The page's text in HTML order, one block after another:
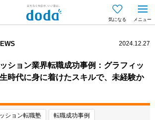
気になる
2024.12.27
ション業界転職成功事例：グラフィッ
時代に身に着けたスキルで、未経験か
ション転職塾 転職成功事例